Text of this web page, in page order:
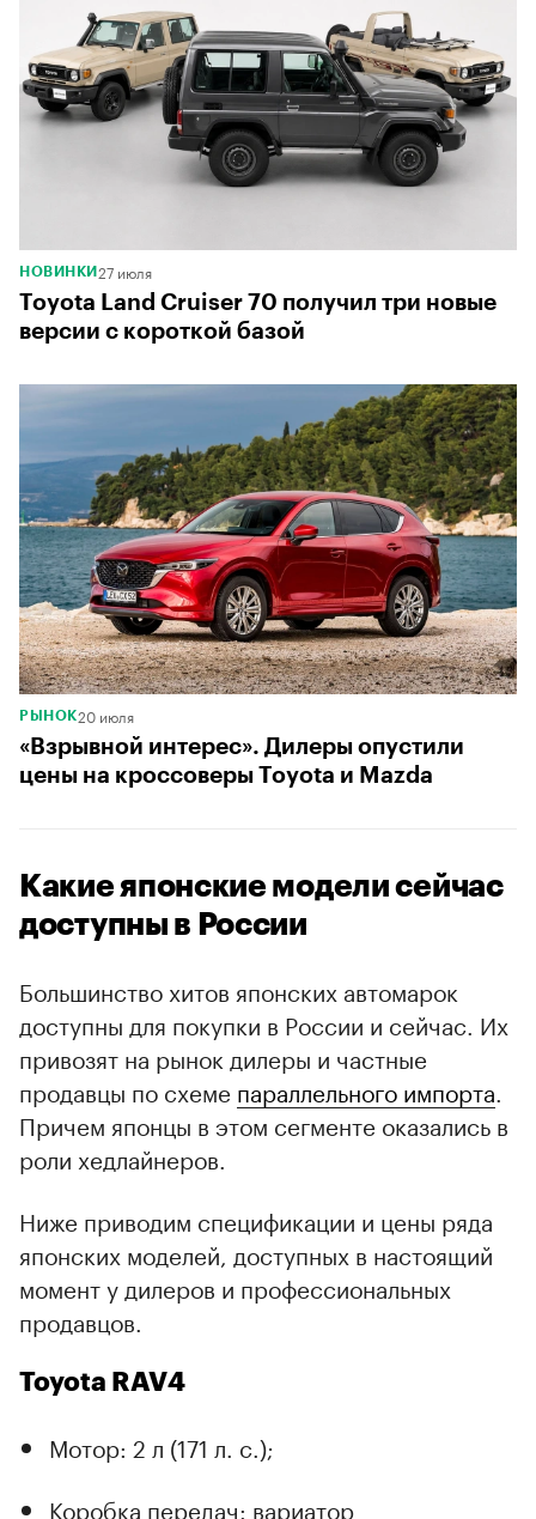
НОВИНКИ 27 июля
Toyota Land Cruiser 70 получил три новые
версии с короткой базой
РЫНОК20 июля
«Взрывной интерес». Дилеры опустили
цены на кроссоверы Toyota и Mazda
Какие японские модели сейчас
доступны в России
Большинство хитов японских автомарок
доступны для покупки в России и сейчас. Их
привозят на рынок дилеры и частные
продавцы по схеме параллельного импорта.
Причем японцы в этом сегменте оказались в
роли хедлайнеров.
Ниже приводим спецификации и цены ряда
японских моделей, доступных в настоящий
момент у дилеров и профессиональных
продавцов.
Toyota RAV4
Мотор: 2 л (171 л. с.);
Коробка передач: вариатор